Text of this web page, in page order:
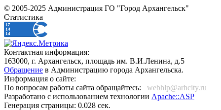
© 2005-2025 Администрация ГО "Город Архангельск"
Статистика
Контактная информация:
163000, г. Архангельск, площадь им. В.И.Ленина, д.5
Обращение в Администрацию города Архангельска.
Информация о сайте:
По вопросам работы сайта обращайтесь:
_webhlp@arhcity.ru_
Разработано с использованием технологии Apache::ASP
Генерация страницы: 0.028 сек.